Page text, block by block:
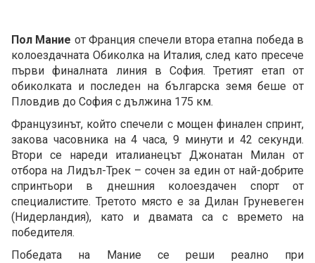
Пол Мание от Франция спечели втора етапна победа в
колоездачната Обиколка на Италия, след като пресече
първи финалната линия в София. Третият етап от
обиколката и последен на българска земя беше от
Пловдив до София с дължина 175 км.
Французинът, който спечели с мощен финален спринт,
закова часовника на 4 часа, 9 минути и 42 секунди.
Втори се нареди италианецът Джонатан Милан от
отбора на Лидъл-Трек – сочен за един от най-добрите
спринтьори в днешния колоездачен спорт от
специалистите. Третото място е за Дилан Груневеген
(Нидерландия), като и двамата са с времето на
победителя.
Победата на Мание се реши реално при